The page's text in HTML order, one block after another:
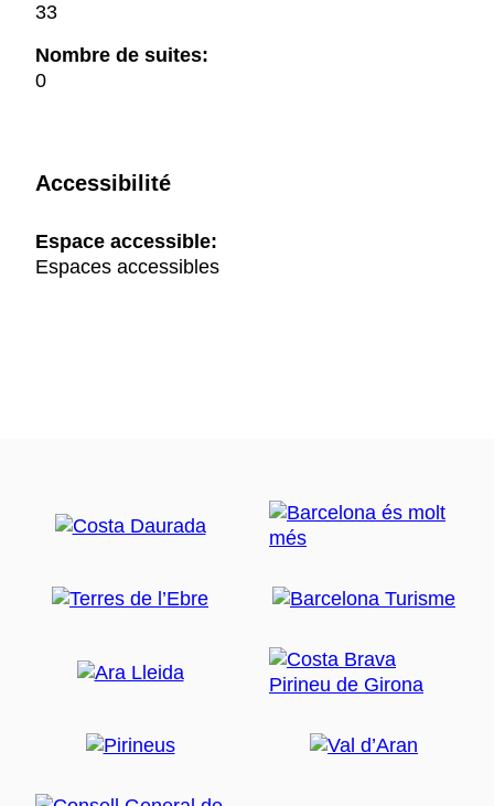
33
Nombre de suites:
0
Accessibilité
Espace accessible:
Espaces accessibles